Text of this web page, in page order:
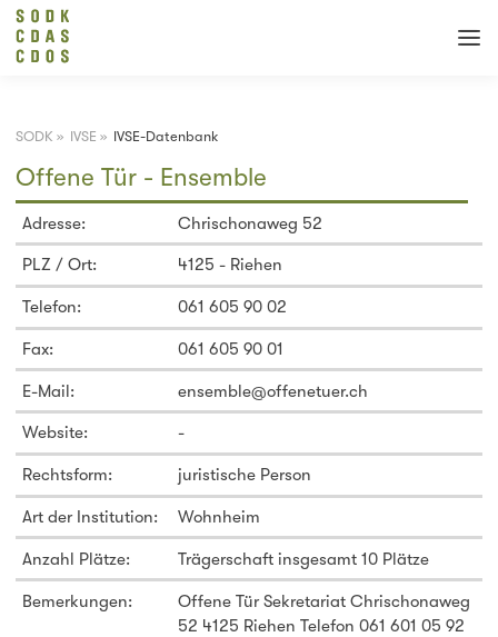
SODK » IVSE » IVSE-Datenbank
Offene Tür - Ensemble
Adresse: Chrischonaweg 52
PLZ / Ort: 4125 - Riehen
Telefon: 061 605 90 02
Fax: 061 605 90 01
E-Mail: ensemble@offenetuer.ch
Website: -
Rechtsform: juristische Person
Art der Institution: Wohnheim
Anzahl Plätze: Trägerschaft insgesamt 10 Plätze
Bemerkungen:
Offene Tür Sekretariat Chrischonaweg
52 4125 Riehen Telefon 061 601 05 92